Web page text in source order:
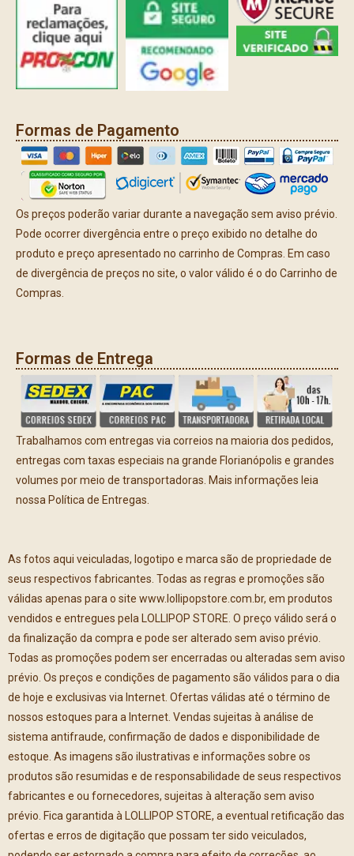
Formas de Pagamento
Os preços poderão variar durante a navegação sem aviso prévio.
Pode ocorrer divergência entre o preço exibido no detalhe do
produto e preço apresentado no carrinho de Compras. Em caso
de divergência de preços no site, o valor válido é o do Carrinho de
Compras.
Formas de Entrega
Trabalhamos com entregas via correios na maioria dos pedidos,
entregas com taxas especiais na grande Florianópolis e grandes
volumes por meio de transportadoras. Mais informações leia
nossa Política de Entregas.
As fotos aqui veiculadas, logotipo e marca são de propriedade de
seus respectivos fabricantes. Todas as regras e promoções são
válidas apenas para o site www.lollipopstore.com.br, em produtos
vendidos e entregues pela LOLLIPOP STORE. O preço válido será o
da finalização da compra e pode ser alterado sem aviso prévio.
Todas as promoções podem ser encerradas ou alteradas sem aviso
prévio. Os preços e condições de pagamento são válidos para o dia
de hoje e exclusivas via Internet. Ofertas válidas até o término de
nossos estoques para a Internet. Vendas sujeitas à análise de
sistema antifraude, confirmação de dados e disponibilidade de
estoque. As imagens são ilustrativas e informações sobre os
produtos são resumidas e de responsabilidade de seus respectivos
fabricantes e ou fornecedores, sujeitas à alteração sem aviso
prévio. Fica garantida à LOLLIPOP STORE, a eventual retificação das
ofertas e erros de digitação que possam ter sido veiculados,